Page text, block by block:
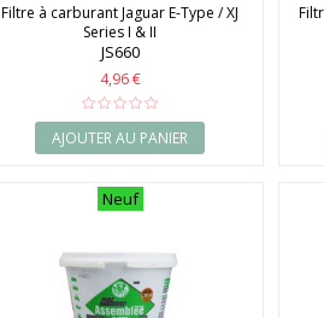
Filtre à carburant Jaguar E-Type / XJ
Series I & II
JS660
4,96 €
AJOUTER AU PANIER
Neuf